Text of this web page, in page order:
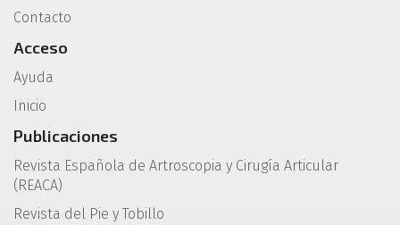
Contacto
Acceso
Ayuda
Inicio
Publicaciones
Revista Española de Artroscopia y Cirugía Articular
(REACA)
Revista del Pie y Tobillo